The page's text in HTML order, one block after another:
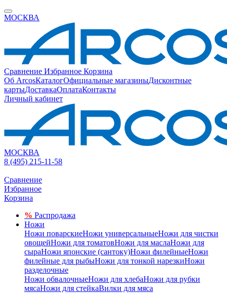
МОСКВА
Сравнение Избранное Корзина
Об ArcosКаталогОфициальные магазиныДисконтные
картыДоставкаОплатаКонтакты
Личный кабинет
МОСКВА
8 (495) 215-11-58
Сравнение
Избранное
Корзина
% Распродажа
Ножи
Ножи поварскиеНожи универсальныеНожи для чистки
овощейНожи для томатовНожи для маслаНожи для
сыраНожи японские (сантоку)Ножи филейныеНожи
филейные для рыбыНожи для тонкой нарезкиНожи
разделочные
Ножи обвалочныеНожи для хлебаНожи для рубки
мясаНожи для стейкаВилки для мяса